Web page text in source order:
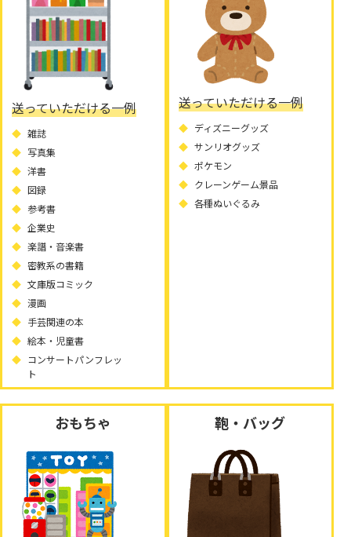
送っていただける一例
雑誌
写真集
洋書
図録
参考書
企業史
楽譜・音楽書
密教系の書籍
文庫版コミック
漫画
手芸関連の本
絵本・児童書
コンサートパンフレッ
ト
送っていただける一例
ディズニーグッズ
サンリオグッズ
ポケモン
クレーンゲーム景品
各種ぬいぐるみ
おもちゃ 鞄・バッグ